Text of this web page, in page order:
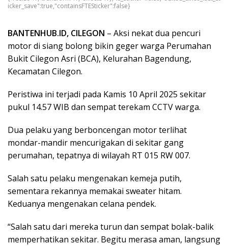
icker_save":true,"containsFTESticker":false}
BANTENHUB.ID, CILEGON – Aksi nekat dua pencuri
motor di siang bolong bikin geger warga Perumahan
Bukit Cilegon Asri (BCA), Kelurahan Bagendung,
Kecamatan Cilegon.
Peristiwa ini terjadi pada Kamis 10 April 2025 sekitar
pukul 14.57 WIB dan sempat terekam CCTV warga.
Dua pelaku yang berboncengan motor terlihat
mondar-mandir mencurigakan di sekitar gang
perumahan, tepatnya di wilayah RT 015 RW 007.
Salah satu pelaku mengenakan kemeja putih,
sementara rekannya memakai sweater hitam.
Keduanya mengenakan celana pendek.
“Salah satu dari mereka turun dan sempat bolak-balik
memperhatikan sekitar. Begitu merasa aman, langsung